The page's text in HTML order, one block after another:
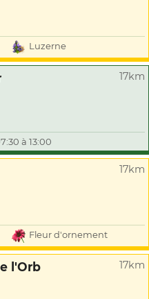
Luzerne
17km
à 13:00
17km
Fleur d'ornement
l'Orb 17km